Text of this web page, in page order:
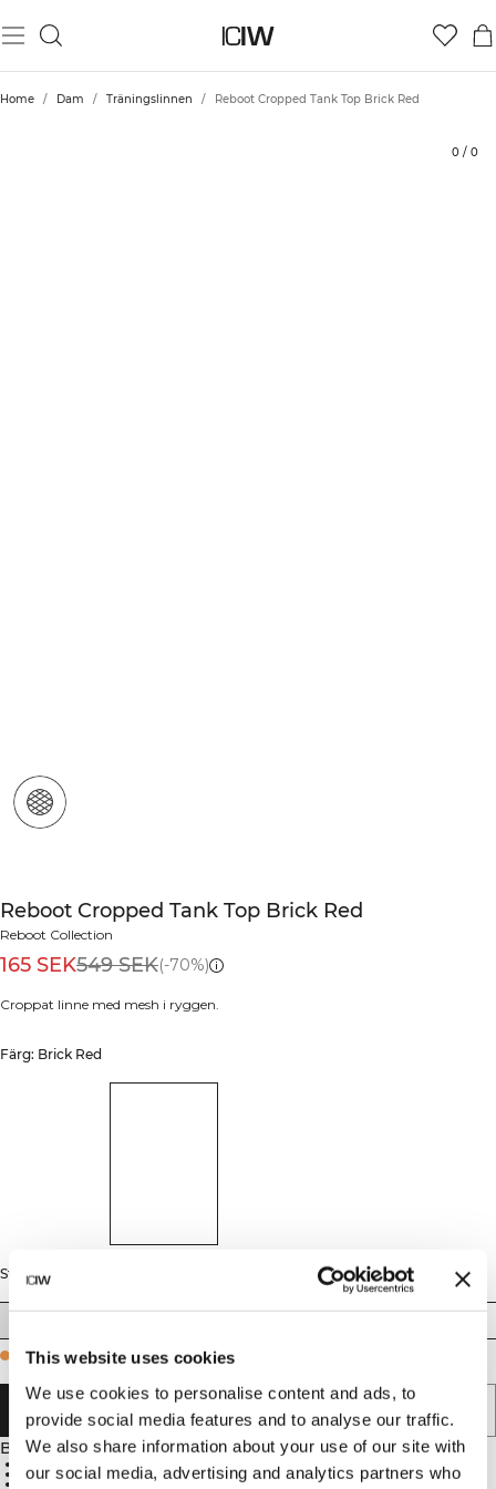
This website uses cookies
We use cookies to personalise content and ads, to
provide social media features and to analyse our traffic.
We also share information about your use of our site with
our social media, advertising and analytics partners who
Home / Dam / Träningslinnen / Reboot Cropped Tank Top Brick Red
0 / 0
Reboot Cropped Tank Top Brick Red
Reboot Collection
165 SEK549 SEK(-70%)
Croppat linne med mesh i ryggen.
Färg: Brick Red
Storlek
Few in stock
LÄGG I VARUKORGEN
Beskrivning
75% Nylon, 25% Spandex
Meshpanel i ryggen för optimal luftcirkulation
ICIW-logga framtill